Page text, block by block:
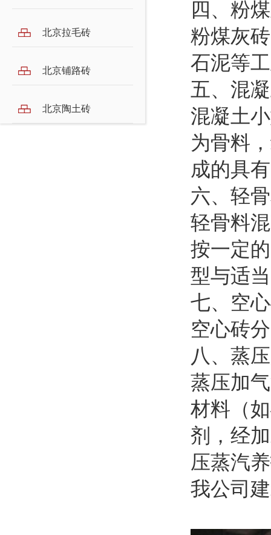
北京拉毛砖
北京铺路砖
北京陶土砖
四、粉
粉煤灰
石泥等
五、混
混凝土
为骨料
成的具
六、轻
轻骨料
按一定
型与适
七、空
空心砖
八、蒸
蒸压加
材料（
剂，经
压蒸汽
我公司